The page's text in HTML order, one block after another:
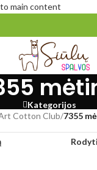
main content
Kategorijos
Cotton Club/7355
Rodyti